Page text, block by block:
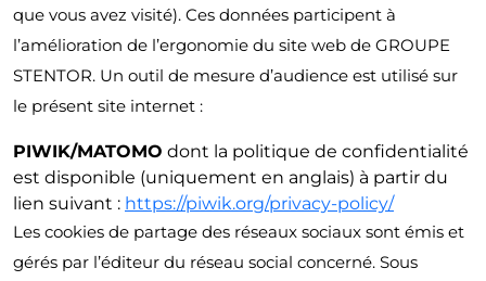
que vous avez visité). Ces données participent à
l’amélioration de l’ergonomie du site web de GROUPE
STENTOR. Un outil de mesure d’audience est utilisé sur
le présent site internet :
PIWIK/MATOMO dont la politique de confidentialité
est disponible (uniquement en anglais) à partir du
lien suivant : https://piwik.org/privacy-policy/
Les cookies de partage des réseaux sociaux sont émis et
gérés par l’éditeur du réseau social concerné. Sous